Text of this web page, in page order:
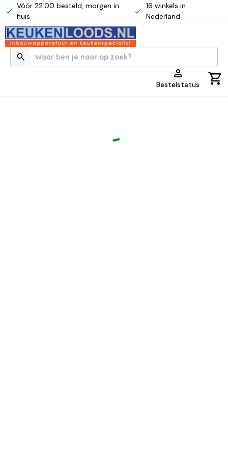
Vóór 22:00 besteld, morgen in
huis
16 winkels in
Nederland
Bestelstatus